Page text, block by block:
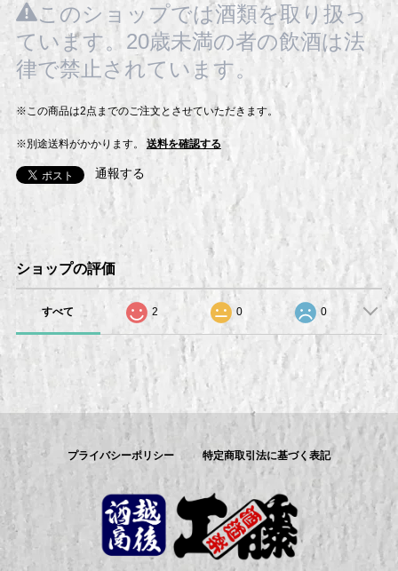
このショップでは酒類を取り扱っ
ています。20歳未満の者の飲酒は法
律で禁止されています。
※この商品は2点までのご注文とさせていただきます。
※別途送料がかかります。 送料を確認する
通報する
ショップの評価
すべて 2 0 0
プライバシーポリシー 特定商取引法に基づく表記